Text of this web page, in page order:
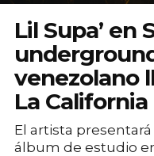
Tours desde San
Museos
Buscar
Lil Supa’ en
venezolano
La California
El artista
álbum de estudio